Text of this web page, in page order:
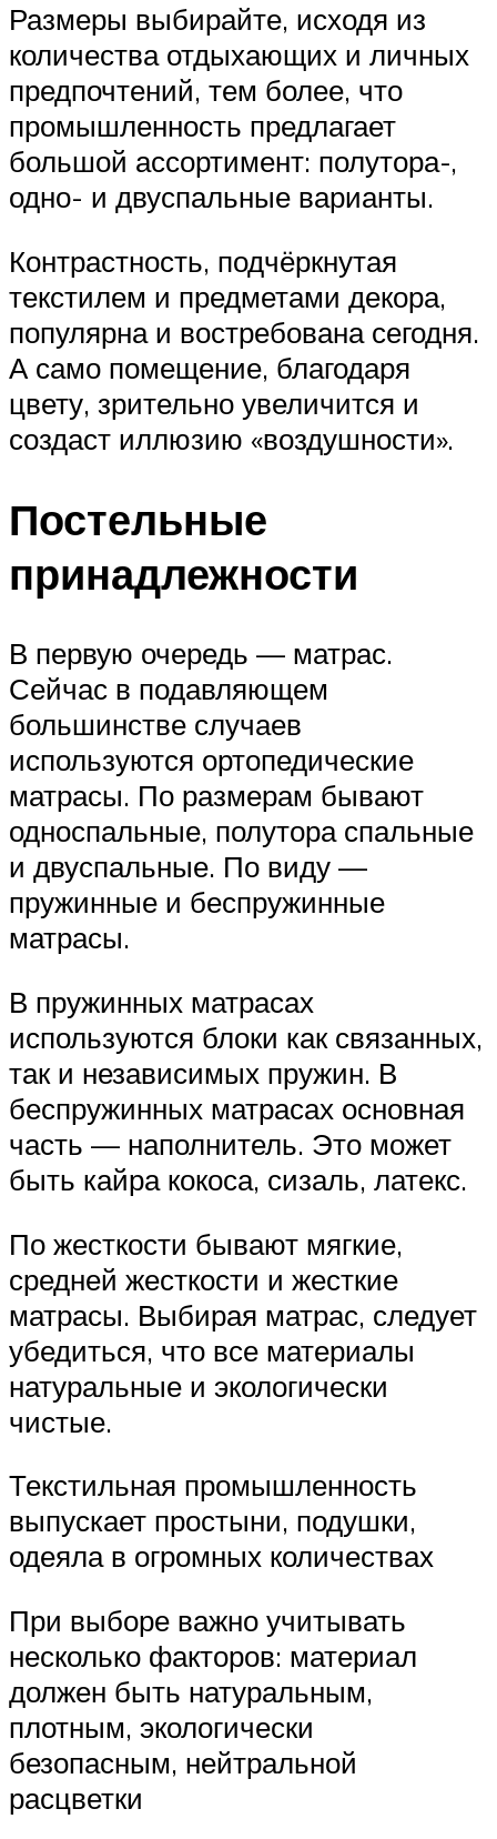
Размеры выбирайте, исходя из
количества отдыхающих и личных
предпочтений, тем более, что
промышленность предлагает
большой ассортимент: полутора-,
одно- и двуспальные варианты.
Контрастность, подчёркнутая
текстилем и предметами декора,
популярна и востребована сегодня.
А само помещение, благодаря
цвету, зрительно увеличится и
создаст иллюзию «воздушности».
Постельные
принадлежности
В первую очередь — матрас.
Сейчас в подавляющем
большинстве случаев
используются ортопедические
матрасы. По размерам бывают
односпальные, полутора спальные
и двуспальные. По виду —
пружинные и беспружинные
матрасы.
В пружинных матрасах
используются блоки как связанных,
так и независимых пружин. В
беспружинных матрасах основная
часть — наполнитель. Это может
быть кайра кокоса, сизаль, латекс.
По жесткости бывают мягкие,
средней жесткости и жесткие
матрасы. Выбирая матрас, следует
убедиться, что все материалы
натуральные и экологически
чистые.
Текстильная промышленность
выпускает простыни, подушки,
одеяла в огромных количествах
При выборе важно учитывать
несколько факторов: материал
должен быть натуральным,
плотным, экологически
безопасным, нейтральной
расцветки